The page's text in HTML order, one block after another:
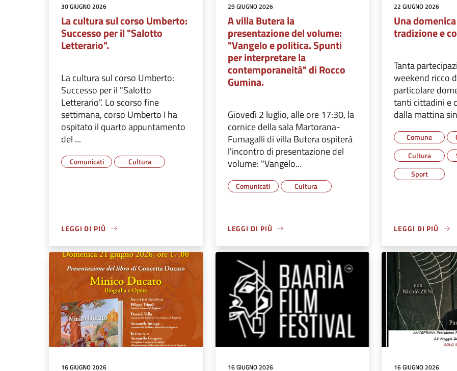
30 GIUGNO 2026
La cultura sul corso Umberto:
Successo per il "Salotto
Letterario".
La cultura sul corso Umberto:
Successo per il "Salotto
Letterario". Lo scorso fine
settimana, corso Umberto I ha
ospitato il quarto appuntamento
del ...
Comunicati Cultura
LEGGI DI PIÙ
29 GIUGNO 2026
A villa Butera la
presentazione del volume:
"Vangelo e politica. Spunti
per interpretare la
contemporaneità" di Rocco
Gumina.
Giovedì 2 luglio, alle ore 17:30, la
cornice della sala Martorana-
Fumagalli di villa Butera ospiterà
l'incontro di presentazione del
volume: "Vangelo...
Comunicati Cultura
LEGGI DI PIÙ
22 GIUGNO 2026
Una
tradizione e
Tanta
weekend ricco
particolare
tanti cittadini e
dalla mattina
Comune
Cultura
Sport
LEGGI DI PIÙ
16 GIUGNO 2026 16 GIUGNO 2026 16 GIUGNO 2026